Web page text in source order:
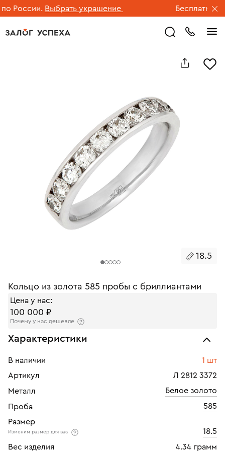
России. Выбрать украшение Бесплатная
18.5
Кольцо из золота 585 пробы с бриллиантами
Цена у нас:
100 000 ₽
Почему у нас дешевле
Характеристики
В наличии
1 шт
Артикул
Л 2812 3372
Металл
Белое золото
Проба
585
Размер
Изменим размер для вас
18.5
Вес изделия
4.34 грамм